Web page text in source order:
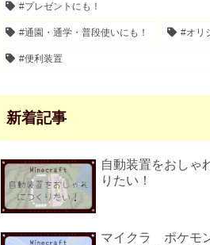
#プレゼントにも！
#通園・通学・普段使いにも！ #オリ
#便利装置
新着記事
自動装置をおしゃ
りたい！
マイクラ ポケモ